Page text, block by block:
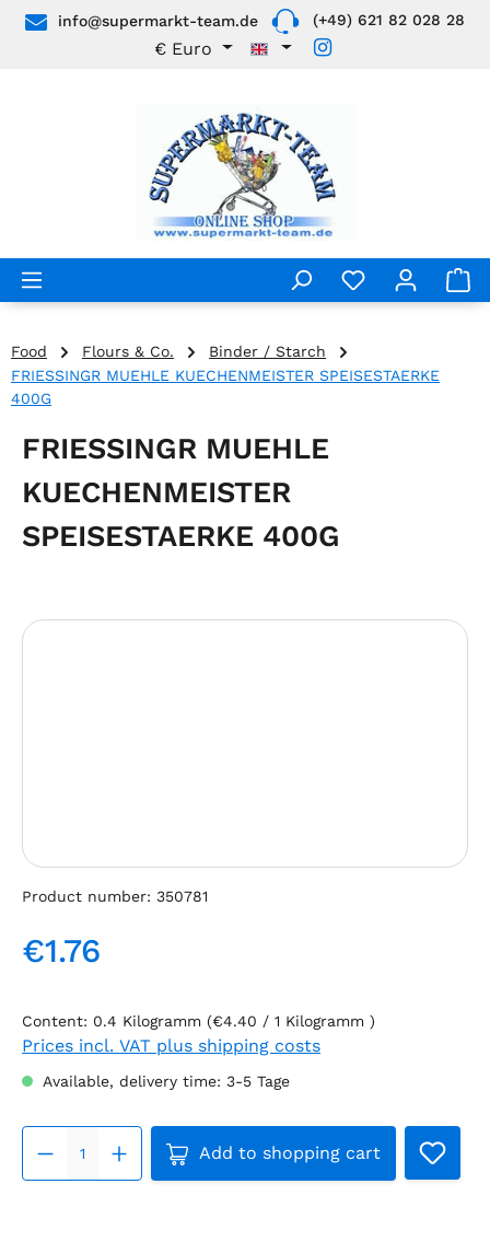
Skip to main content
info@supermarkt-team.de (+49) 621 82 028 28
€ Euro
Food Flours & Co.
Binder / Starch
FRIESSINGR MUEHLE KUECHENMEISTER SPEISESTAERKE
400G
FRIESSINGR MUEHLE
KUECHENMEISTER
SPEISESTAERKE 400G
Skip image gallery
Product number: 350781
Regular price:
€1.76
Content: 0.4 Kilogramm (€4.40 / 1 Kilogramm )
Prices incl. VAT plus shipping costs
Available, delivery time: 3-5 Tage
Product Quantity: Enter
Add to shopping cart